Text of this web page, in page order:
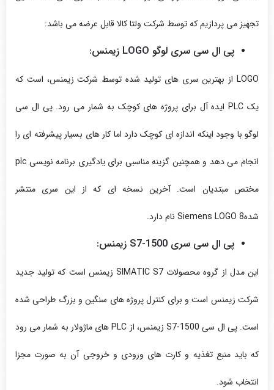
تجهیز می پردازیم که توسط شرکت ولتا کالا قابل عرضه می باشد:
پی ال سی سری لوگو LOGO زیمنس:
LOGO از بهترین سری های تولید شده توسط شرکت زیمنس، است که
یک PLC ایده آل برای پروژه‌ های کوچک به شمار می رود. پی ال سی
لوگو با وجود اینکه اندازه ای کوچک دارد اما کار های بسیار پیشرفته ای را
انجام می دهد و همچنین گزینه مناسبی برای یادگیری برنامه نویسی plc
مختص مبتدیان است. آخرین نسخه‌ ای که از این سری منتشر
شدهSiemens LOGO 8 نام دارد.
پی ال سی سری S7-1500 زیمنس:
این مدل از گروه محصولات SIMATIC S7 زیمنس است که تولید جدید
شرکت زیمنس است و برای کنترل پروژه های سنگین و بزرگ طراحی شده
است. پی ال سی S7-1500 زیمنس، از PLC های ماژولار به شمار می رود
که باید منبع تغذیه و کارت های ورودی و خروجی آن به صورت مجزا
انتخاب شود.